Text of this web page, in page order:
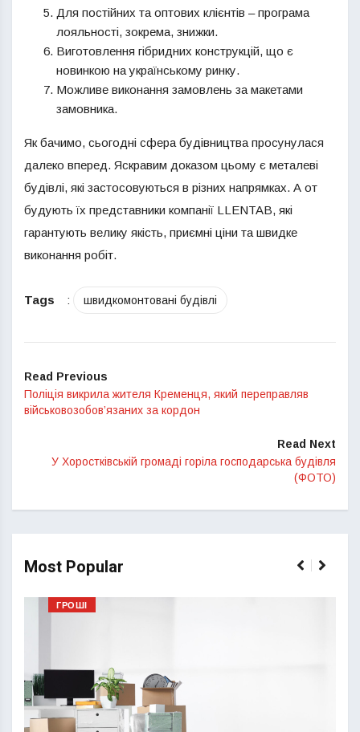
Для постійних та оптових клієнтів – програма
лояльності, зокрема, знижки.
Виготовлення гібридних конструкцій, що є
новинкою на українському ринку.
Можливе виконання замовлень за макетами
замовника.
Як бачимо, сьогодні сфера будівництва просунулася
далеко вперед. Яскравим доказом цьому є металеві
будівлі, які застосовуються в різних напрямках. А от
будують їх представники компанії LLENTAB, які
гарантують велику якість, приємні ціни та швидке
виконання робіт.
Tags : швидкомонтовані будівлі
Read Previous
Поліція викрила жителя Кременця, який переправляв
військовозобов’язаних за кордон
Read Next
У Хоростківській громаді горіла господарська будівля
(ФОТО)
Most Popular
ГРОШІ